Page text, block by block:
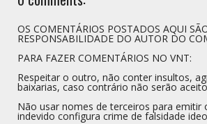
OS COMENTÁRIOS POSTADOS AQUI
RESPONSABILIDADE DO AUTOR DO
PARA FAZER COMENTÁRIOS NO VNT:
Respeitar o outro, não conter insultos,
baixarias, caso contrário não serão
Não usar nomes de terceiros para emitir
indevido configura crime de falsidade